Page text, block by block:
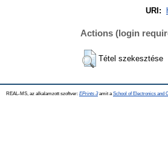
URI:
Actions (login
Tétel szekesztése
REAL-MS, az alkalamzott szoftver: EPrints 3amit a School of Electronics and